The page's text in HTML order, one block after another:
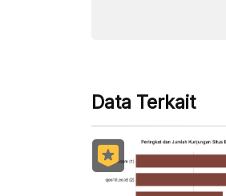
Data Terkait